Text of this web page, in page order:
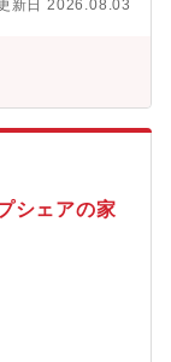
アップが可能で
／判断を求めら
を身につける事
ングセンター内
メンと甘党の店
舗は、中部地域
す。ナショナル
がる人材育成
ターに加え、ア
見せています。
門”】70年以上
新制度づくり
れるポジション
品開発・マー
新日 2026.08.03
シェアの家